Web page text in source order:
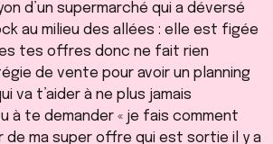
d’un supermarché qui a déversé
au milieu des allées : elle est figée
tes offres donc ne fait rien
de vente pour avoir un planning
va t’aider à ne plus jamais
à te demander « je fais comment
de ma super offre qui est sortie il y a